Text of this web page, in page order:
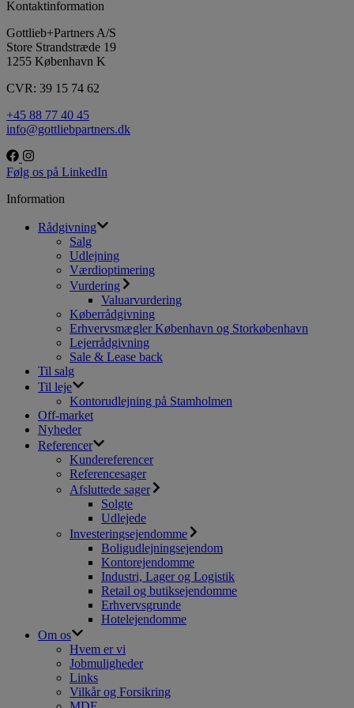
Kontaktinformation
Gottlieb+Partners A/S
Store Strandstræde 19
1255 København K
CVR: 39 15 74 62
+45 88 77 40 45
info@gottliebpartners.dk
Følg os på LinkedIn
Information
Rådgivning
Salg
Udlejning
Værdioptimering
Vurdering
Valuarvurdering
Køberrådgivning
Erhvervsmægler København og Storkøbenhavn
Lejerrådgivning
Sale & Lease back
Til salg
Til leje
Kontorudlejning på Stamholmen
Off-market
Nyheder
Referencer
Kundereferencer
Referencesager
Afsluttede sager
Solgte
Udlejede
Investeringsejendomme
Boligudlejningsejendom
Kontorejendomme
Industri, Lager og Logistik
Retail og butiksejendomme
Erhvervsgrunde
Hotelejendomme
Om os
Hvem er vi
Jobmuligheder
Links
Vilkår og Forsikring